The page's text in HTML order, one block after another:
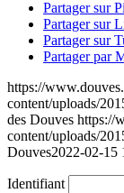
Partager sur
Partager sur
Partager sur
Partager par
https://
content/uploads/
des Douves https://
content/uploads/
Douves2022-02-15
Identifiant